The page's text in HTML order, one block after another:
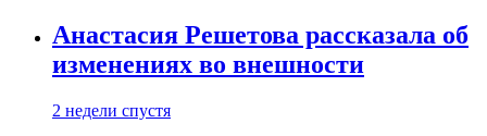
Анастасия Решетова рассказала об
изменениях во внешности
2 недели спустя